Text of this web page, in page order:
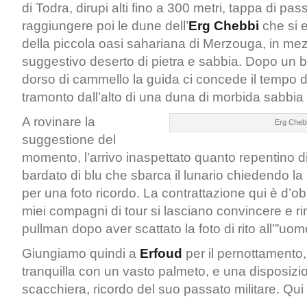
di Todra, dirupi alti fino a 300 metri, tappa di
raggiungere poi le dune dell’Erg Chebbi che si
della piccola oasi sahariana di Merzouga, in
suggestivo deserto di pietra e sabbia. Dopo un
dorso di cammello la guida ci concede il tempo
tramonto dall’alto di una duna di morbida
Erg
A rovinare la
suggestione del
momento, l’arrivo inaspettato quanto repentino
bardato di blu che sbarca il lunario chiedendo
per una foto ricordo. La contrattazione qui è
miei compagni di tour si lasciano convincere e
pullman dopo aver scattato la foto di rito
Giungiamo quindi a Erfoud per il
tranquilla con un vasto palmeto, e una
scacchiera, ricordo del suo passato militare. Qui